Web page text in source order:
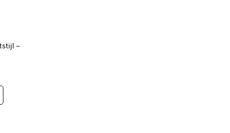
–
heeft